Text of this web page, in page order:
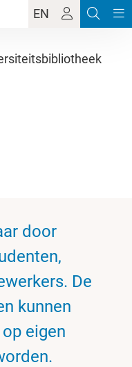
EN
door
De
kunnen
eigen